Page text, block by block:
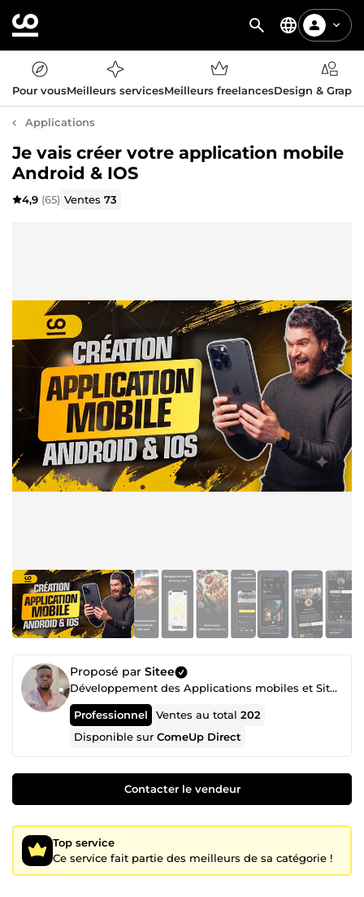
Pour vousMeilleurs servicesMeilleurs freelancesDesign &
Applications
Je vais créer votre application mobile
Android & IOS
4,9 (65) Ventes73
Proposé par Sitee
Développement des Applications mobiles et Sites web
Professionnel Ventes au total202
Disponible surComeUp Direct
Contacter le vendeur
Top service
Ce service fait partie des meilleurs de sa catégorie !